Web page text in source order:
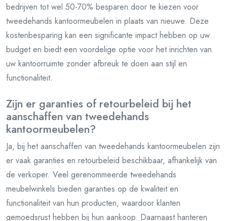
bedrijven tot wel 50-70% besparen door te kiezen voor
tweedehands kantoormeubelen in plaats van nieuwe. Deze
kostenbesparing kan een significante impact hebben op uw
budget en biedt een voordelige optie voor het inrichten van
uw kantoorruimte zonder afbreuk te doen aan stijl en
functionaliteit.
Zijn er garanties of retourbeleid bij het
aanschaffen van tweedehands
kantoormeubelen?
Ja, bij het aanschaffen van tweedehands kantoormeubelen zijn
er vaak garanties en retourbeleid beschikbaar, afhankelijk van
de verkoper. Veel gerenommeerde tweedehands
meubelwinkels bieden garanties op de kwaliteit en
functionaliteit van hun producten, waardoor klanten
gemoedsrust hebben bij hun aankoop. Daarnaast hanteren